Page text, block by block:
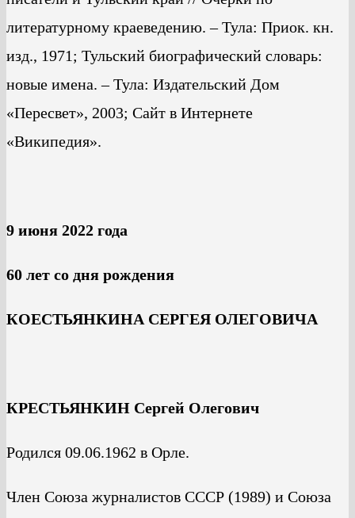
литературному краеведению. – Тула: Приок. кн.
изд., 1971; Тульский биографический словарь:
новые имена. – Тула: Издательский Дом
«Пересвет», 2003; Сайт в Интернете
«Википедия».
9 июня 2022 года
60 лет со дня рождения
КОЕСТЬЯНКИНА СЕРГЕЯ ОЛЕГОВИЧА
КРЕСТЬЯНКИН Сергей Олегович
Родился 09.06.1962 в Орле.
Член Союза журналистов СССР (1989) и Союза